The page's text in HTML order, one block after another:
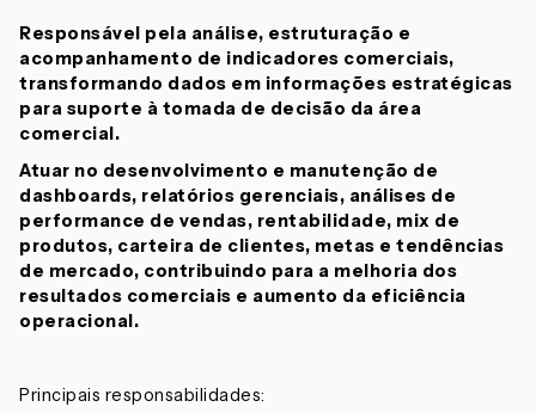
Responsável pela análise, estruturação e
acompanhamento de indicadores comerciais,
transformando dados em informações estratégicas
para suporte à tomada de decisão da área
comercial.
Atuar no desenvolvimento e manutenção de
dashboards, relatórios gerenciais, análises de
performance de vendas, rentabilidade, mix de
produtos, carteira de clientes, metas e tendências
de mercado, contribuindo para a melhoria dos
resultados comerciais e aumento da eficiência
operacional.
Principais responsabilidades: